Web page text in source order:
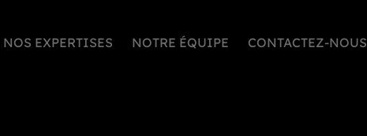
NOS EXPERTISES NOTRE ÉQUIPE CONTACTEZ-NOUS